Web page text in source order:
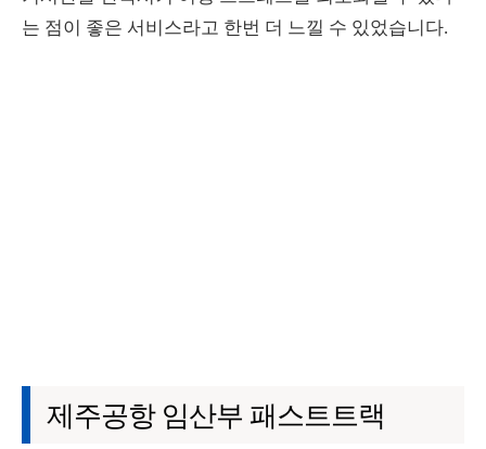
는 점이 좋은 서비스라고 한번 더 느낄 수 있었습니다.
제주공항 임산부 패스트트랙